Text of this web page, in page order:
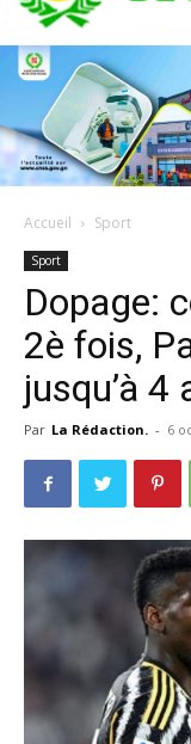
Accueil Sport
Sport
Dopage:
2è fois,
jusqu’à 4
Par La Rédaction. - 6